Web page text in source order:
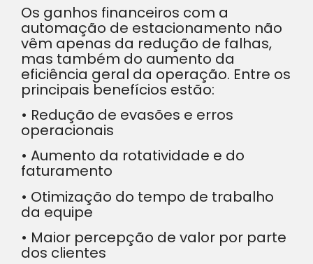
Os ganhos financeiros com a
automação de estacionamento não
vêm apenas da redução de falhas,
mas também do aumento da
eficiência geral da operação. Entre os
principais benefícios estão:
• Redução de evasões e erros
operacionais
• Aumento da rotatividade e do
faturamento
• Otimização do tempo de trabalho
da equipe
• Maior percepção de valor por parte
dos clientes